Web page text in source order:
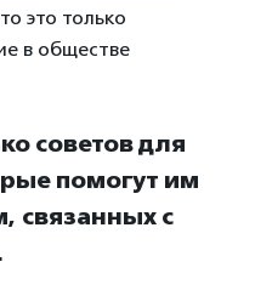
это только
в обществе
советов для
помогут им
связанных с